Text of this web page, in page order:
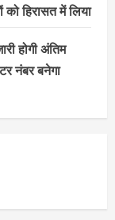
हिरासत में लिया
होगी अंतिम
नंबर बनेगा